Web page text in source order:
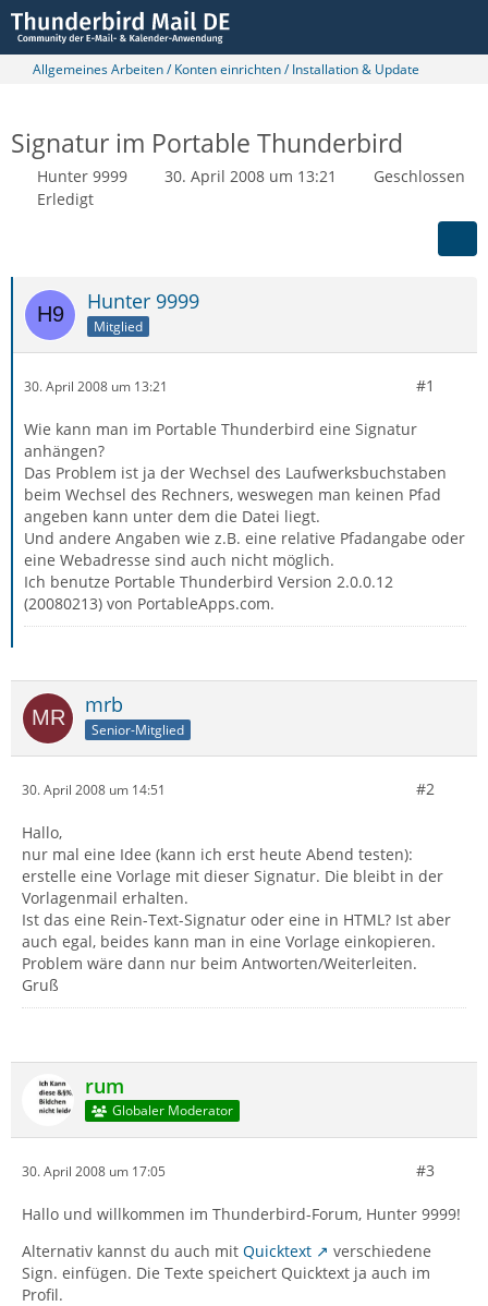
Allgemeines Arbeiten / Konten einrichten / Installation & Update
Signatur im Portable Thunderbird
Hunter 9999 30. April 2008 um 13:21
Geschlossen
Erledigt
Hunter 9999
Mitglied
30. April 2008 um 13:21 #1
Wie kann man im Portable Thunderbird eine Signatur
anhängen?
Das Problem ist ja der Wechsel des Laufwerksbuchstaben
beim Wechsel des Rechners, weswegen man keinen Pfad
angeben kann unter dem die Datei liegt.
Und andere Angaben wie z.B. eine relative Pfadangabe oder
eine Webadresse sind auch nicht möglich.
Ich benutze Portable Thunderbird Version 2.0.0.12
(20080213) von PortableApps.com.
mrb
Senior-Mitglied
30. April 2008 um 14:51 #2
Hallo,
nur mal eine Idee (kann ich erst heute Abend testen):
erstelle eine Vorlage mit dieser Signatur. Die bleibt in der
Vorlagenmail erhalten.
Ist das eine Rein-Text-Signatur oder eine in HTML? Ist aber
auch egal, beides kann man in eine Vorlage einkopieren.
Problem wäre dann nur beim Antworten/Weiterleiten.
Gruß
rum
Globaler Moderator
30. April 2008 um 17:05 #3
Hallo und willkommen im Thunderbird-Forum, Hunter 9999!
Alternativ kannst du auch mit Quicktext
verschiedene
Sign. einfügen. Die Texte speichert Quicktext ja auch im
Profil.